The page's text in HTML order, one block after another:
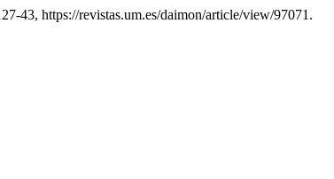
43, https://revistas.um.es/daimon/article/view/97071.